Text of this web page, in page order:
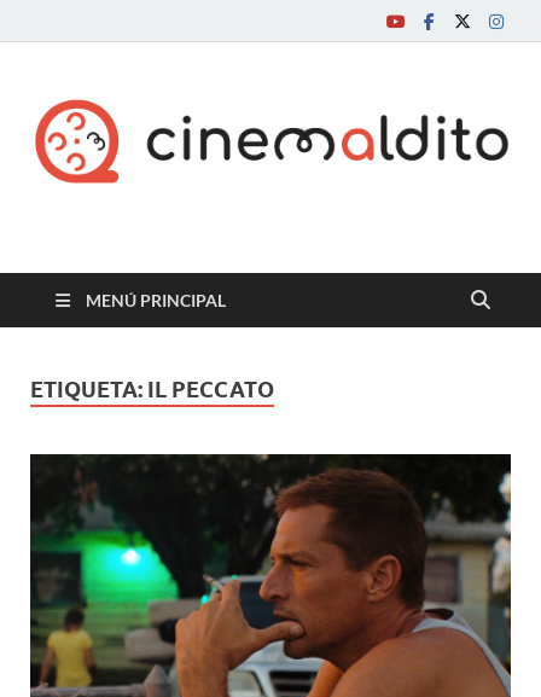
Cine maldito
MENÚ PRINCIPAL
ETIQUETA: IL PECCATO